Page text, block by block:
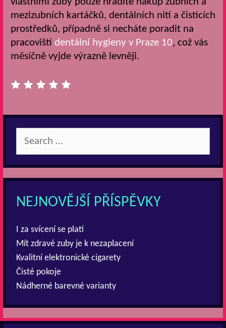
mezizubních kartáčků, dentálních nití a čisticích
prostředků, případně si necháte poradit na
pracovišti dentální hygieny v Praze 10, což vás
měsíčně vyjde výrazně levněji.
for:
NEJNOVĚJŠÍ PŘÍSPĚVKY
I za svícení se platí
Mít zdravé zuby je k nezaplacení
Kvalitní elektronické cigarety
Čisté pokoje
Nádherné barevné varianty